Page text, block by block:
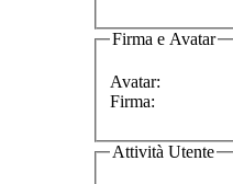
Firma e Avatar
Avatar:
Firma:
Attività Utente